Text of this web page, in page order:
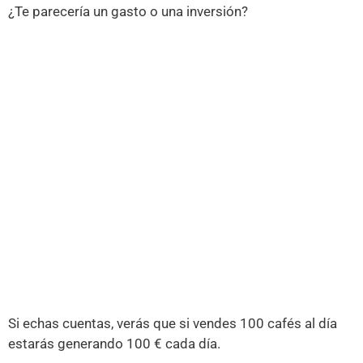
¿Te parecería un gasto o una inversión?
Si echas cuentas, verás que si vendes 100 cafés al día
estarás generando 100 € cada día.